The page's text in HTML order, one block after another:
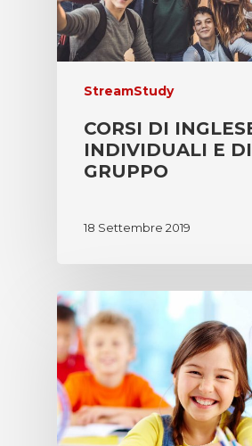
StreamStudy
CORSI DI
INDIVIDUALI E DI
GRUPPO
18 Settembre 2019